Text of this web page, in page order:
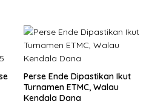
Perse Ende Dipastikan Ikut
Turnamen ETMC, Walau
Kendala Dana